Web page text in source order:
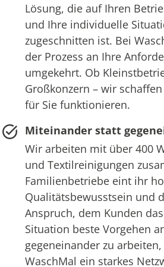
Lösung, die auf Ihren
und Ihre individuelle
zugeschnitten ist. Bei
der Prozess an Ihre
umgekehrt. Ob
Großkonzern – wir
für Sie funktionieren.
Miteinander statt
Wir arbeiten mit über 400
und Textilreinigungen
Familienbetriebe eint ihr
Qualitätsbewusstsein und
Anspruch, dem Kunden
Situation beste Vorgehen
gegeneinander zu
WaschMal ein starkes